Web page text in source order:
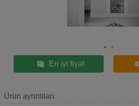
En iyi fiyat
Ürün ayrıntıları